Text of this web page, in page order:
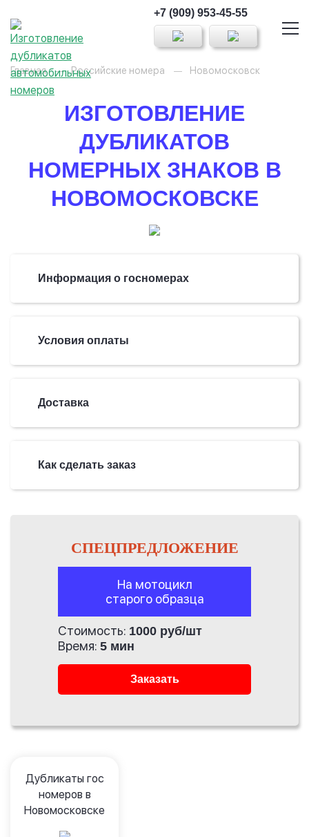
+7 (909) 953-45-55
Главная Российские номера Новомосковск
ИЗГОТОВЛЕНИЕ
ДУБЛИКАТОВ
НОМЕРНЫХ ЗНАКОВ В
НОВОМОСКОВСКЕ
Информация о госномерах
Условия оплаты
Доставка
Как сделать заказ
СПЕЦПРЕДЛОЖЕНИЕ
На мотоцикл
старого образца
Стоимость: 1000 руб/шт
Время: 5 мин
Заказать
Дубликаты гос
номеров в
Новомосковске